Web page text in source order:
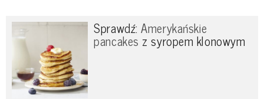
Sprawdź:Amerykańskie
pancakes z syropem klonowym